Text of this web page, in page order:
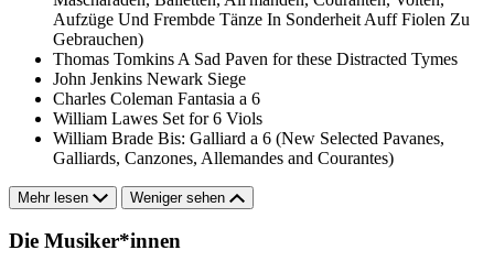
Aufzüge Und Frembde Tänze In Sonderheit Auff Fiolen Zu
Gebrauchen)
Thomas Tomkins A Sad Paven for these Distracted Tymes
John Jenkins Newark Siege
Charles Coleman Fantasia a 6
William Lawes Set for 6 Viols
William Brade Bis: Galliard a 6 (New Selected Pavanes,
Galliards, Canzones, Allemandes and Courantes)
Mehr lesen Weniger sehen
Die Musiker*innen